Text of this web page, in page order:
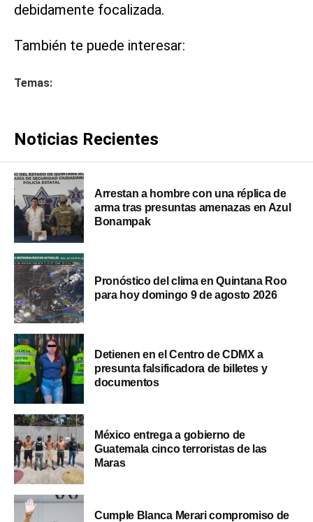
debidamente focalizada.
También te puede interesar:
Temas:
Noticias Recientes
Arrestan a hombre con una réplica de
arma tras presuntas amenazas en Azul
Bonampak
Pronóstico del clima en Quintana Roo
para hoy domingo 9 de agosto 2026
Detienen en el Centro de CDMX a
presunta falsificadora de billetes y
documentos
México entrega a gobierno de
Guatemala cinco terroristas de las
Maras
Cumple Blanca Merari compromiso de